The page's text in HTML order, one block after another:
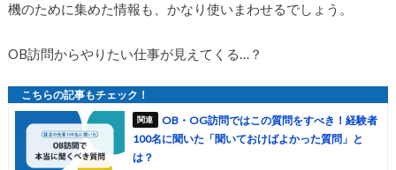
機のために集めた情報も、かなり使いまわせるでしょう。
OB訪問からやりたい仕事が見えてくる…？
OB・OG訪問ではこの質問をすべき！経験者
100名に聞いた「聞いておけばよかった質問」と
は？